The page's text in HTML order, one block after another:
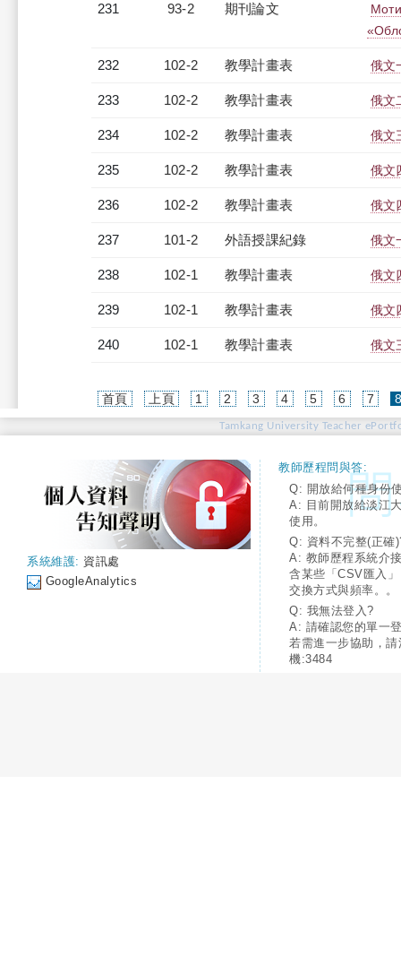
231 93-2 期刊論文
232 102-2 教學計畫表 俄文
233 102-2 教學計畫表 俄文
234 102-2 教學計畫表 俄文
235 102-2 教學計畫表 俄文
236 102-2 教學計畫表 俄文
237 101-2 外語授課紀錄 俄文
238 102-1 教學計畫表 俄文
239 102-1 教學計畫表 俄文
240 102-1 教學計畫表 俄文
首頁 上頁 1 2 3 4 5 6 7
Tamkang University Teacher
系統維護: 資訊處
GoogleAnalytics
教師歷程問與答:
Q: 開放給何種身份
A: 目前開放給淡江
使用。
Q: 資料不完整(正確
A: 教師歷程系統介
含某些「CSV匯入
交換方式與頻率。。
Q: 我無法登入?
A: 請確認您的單一
若需進一步協助，
機:3484